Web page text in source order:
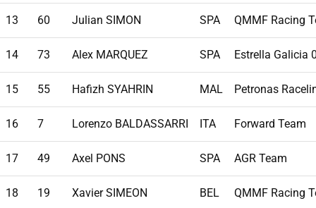
13 60 Julian SIMON SPA QMMF Racing
14 73 Alex MARQUEZ SPA Estrella Galicia
15 55 Hafizh SYAHRIN MAL Petronas
16 7 Lorenzo BALDASSARRI ITA Forward Team
17 49 Axel PONS SPA AGR Team
18 19 Xavier SIMEON BEL QMMF Racing